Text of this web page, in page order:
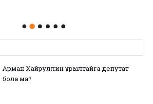
Арман Хайруллин Құрылтайға депутат
бола ма?